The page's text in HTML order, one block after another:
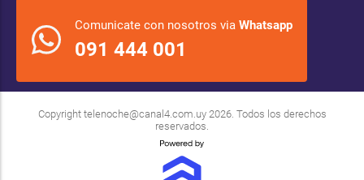
Comunicate con nosotros via Whatsapp
091 444 001
Copyright telenoche@canal4.com.uy2026. Todos los derechos
reservados.